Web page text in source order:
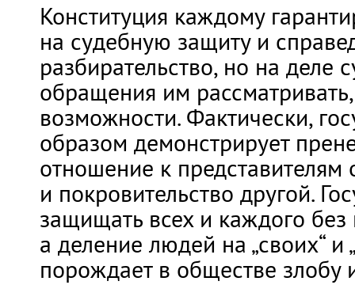
Конституция каждому
на судебную защиту и
разбирательство, но на деле
обращения им
возможности. Фактически,
образом демонстрирует
отношение к
и покровительство другой.
защищать всех и каждого
а деление людей на „своих“ и
порождает в обществе злобу